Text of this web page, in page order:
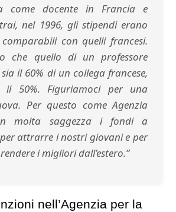
come docente in Francia e
nel 1996, gli stipendi erano
con quelli francesi.
che quello di un professore
il 60% di un collega francese,
il 50%. Figuriamoci per una
Per questo come Agenzia
molta saggezza i fondi a
attrarre i nostri giovani e per
i migliori dall’estero.”
nell’Agenzia per la